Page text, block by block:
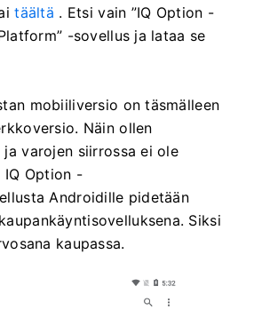
täältä . Etsi vain ”IQ Option -
-sovellus ja lataa se
mobiiliversio on täsmälleen
Näin ollen
ja varojen siirrossa ei ole
IQ Option -
Androidille pidetään
Siksi
kaupassa.